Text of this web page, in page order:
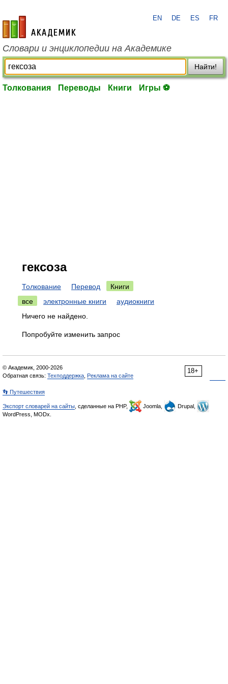
academic.ru
EN DE ES FR
Словари и энциклопедии на Академике
Найти!
Толкования Переводы Книги Игры ⚽
гексоза
Толкование Перевод
Книги
все
электронные книги
аудиокниги
Ничего не найдено.
Попробуйте изменить запрос
18+
© Академик, 2000-2026
Обратная связь: Техподдержка Реклама на сайте
👣 Путешествия
Экспорт словарей на сайты , сделанные на PHP, Joomla,
Drupal,
WordPress, MODx.